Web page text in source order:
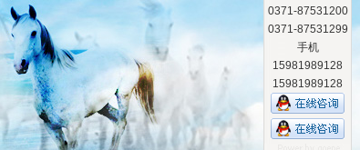
0371-87531200
0371-87531299
手机
15981989128
15981989128